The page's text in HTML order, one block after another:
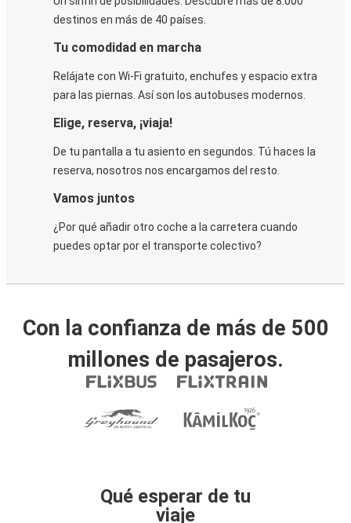
destinos en más de 40 países.
Tu comodidad en marcha
Relájate con Wi-Fi gratuito, enchufes y espacio extra
para las piernas. Así son los autobuses modernos.
Elige, reserva, ¡viaja!
De tu pantalla a tu asiento en segundos. Tú haces la
reserva, nosotros nos encargamos del resto.
Vamos juntos
¿Por qué añadir otro coche a la carretera cuando
puedes optar por el transporte colectivo?
Con la confianza de más de 500
millones de pasajeros.
Qué esperar de tu
viaje